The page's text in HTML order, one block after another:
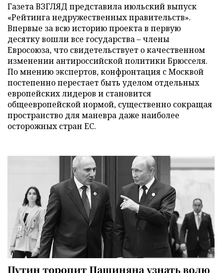
Газета ВЗГЛЯД представила июльский выпуск
«Рейтинга недружественных правительств».
Впервые за всю историю проекта в первую
десятку вошли все государства – члены
Евросоюза, что свидетельствует о качественном
изменении антироссийской политики Брюсселя.
По мнению экспертов, конфронтация с Москвой
постепенно перестает быть уделом отдельных
европейских лидеров и становится
общеевропейской нормой, существенно сокращая
пространство для маневра даже наиболее
осторожных стран ЕС.
Путин торопит Пашиняна узнать волю